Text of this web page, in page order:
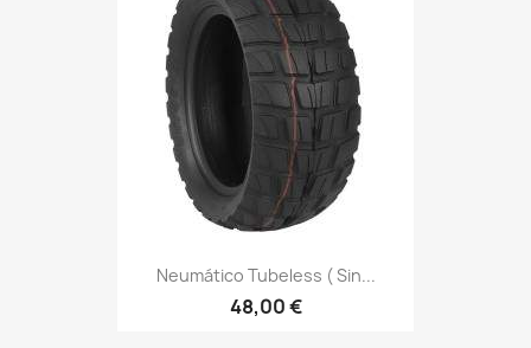
Neumático Tubeless ( Sin...
48,00 €